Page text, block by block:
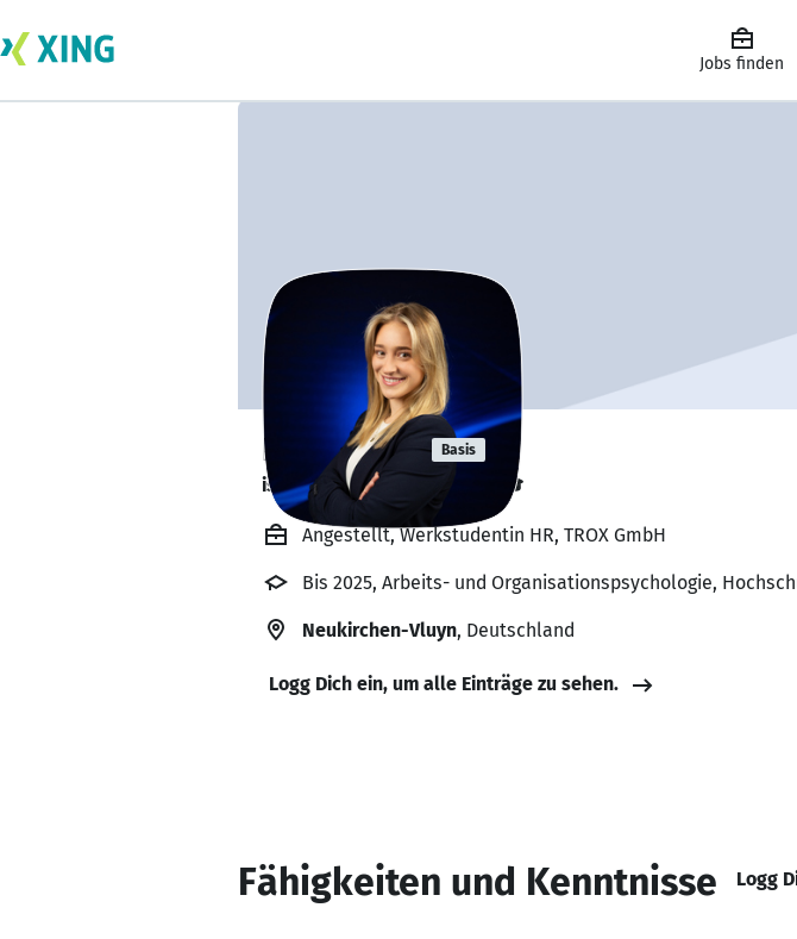
Jobs finden
Fiona Laps Basis
ist kurz vor dem Abschluss. 🎓
Angestellt, Werkstudentin HR, TROX GmbH
Bis 2025, Arbeits- und Organisationspsychologie,
Neukirchen-Vluyn, Deutschland
Logg Dich ein, um alle Einträge zu sehen.
Fähigkeiten und Kenntnisse Logg